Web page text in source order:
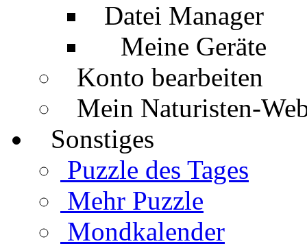
Datei Manager
Meine Geräte
Konto bearbeiten
Mein Naturisten-
Sonstiges
Puzzle des Tages
Mehr Puzzle
Mondkalender